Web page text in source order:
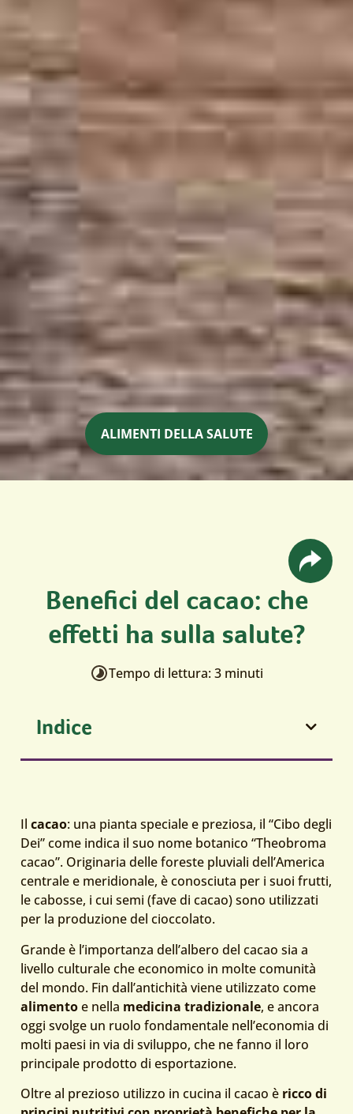
ALIMENTI DELLA SALUTE
Benefici del cacao: che
effetti ha sulla salute?
Tempo di lettura: 3 minuti
Indice
Il cacao: una pianta speciale e preziosa, il “Cibo degli
Dei” come indica il suo nome botanico “Theobroma
cacao”. Originaria delle foreste pluviali dell’America
centrale e meridionale, è conosciuta per i suoi frutti,
le cabosse, i cui semi (fave di cacao) sono utilizzati
per la produzione del cioccolato.
Grande è l’importanza dell’albero del cacao sia a
livello culturale che economico in molte comunità
del mondo. Fin dall’antichità viene utilizzato come
alimentoe nella medicina tradizionale, e ancora
oggi svolge un ruolo fondamentale nell’economia di
molti paesi in via di sviluppo, che ne fanno il loro
principale prodotto di esportazione.
Oltre al prezioso utilizzo in cucina il cacao è ricco di